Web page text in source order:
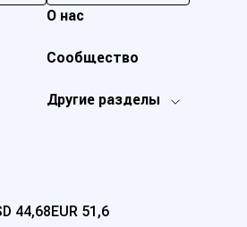
Другие разделы
О нас
Сообщество
44,68EUR 51,6